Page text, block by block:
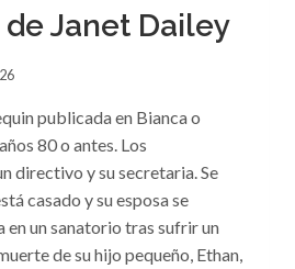
Janet Dailey
publicada en Bianca o
80 o antes. Los
directivo y su secretaria. Se
casado y su esposa se
en un sanatorio tras sufrir un
de su hijo pequeño, Ethan,